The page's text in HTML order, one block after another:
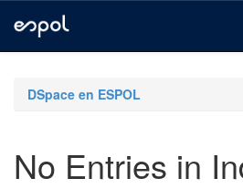
navigationDSpace en ESPOL
No Entries in